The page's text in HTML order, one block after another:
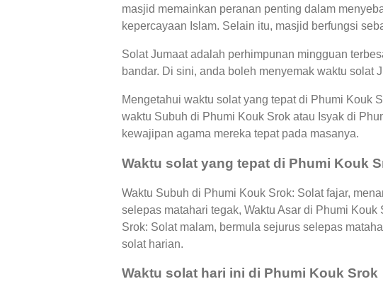
masjid memainkan peranan penting dalam
kepercayaan Islam. Selain itu, masjid berfungsi
Solat Jumaat adalah perhimpunan mingguan
bandar. Di sini, anda boleh menyemak waktu solat
Mengetahui waktu solat yang tepat di Phumi Kouk
waktu Subuh di Phumi Kouk Srok atau Isyak di
kewajipan agama mereka tepat pada masanya.
Waktu solat yang tepat di Phumi Kouk
Waktu Subuh di Phumi Kouk Srok: Solat fajar,
selepas matahari tegak, Waktu Asar di Phumi
Srok: Solat malam, bermula sejurus selepas
solat harian.
Waktu solat hari ini di Phumi Kouk Srok